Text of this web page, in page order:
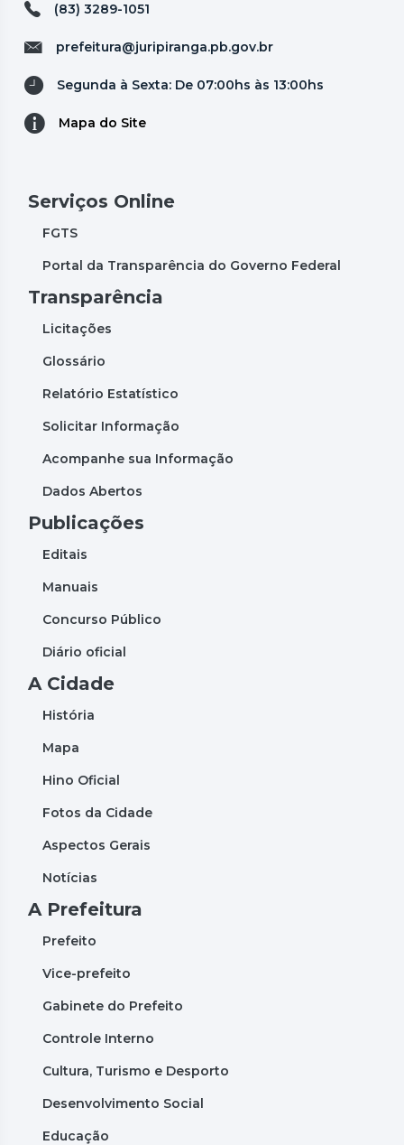
(83) 3289-1051
prefeitura@juripiranga.pb.gov.br
Segunda à Sexta: De 07:00hs às 13:00hs
Mapa do Site
Serviços Online
FGTS
Portal da Transparência do Governo Federal
Transparência
Licitações
Glossário
Relatório Estatístico
Solicitar Informação
Acompanhe sua Informação
Dados Abertos
Publicações
Editais
Manuais
Concurso Público
Diário oficial
A Cidade
História
Mapa
Hino Oficial
Fotos da Cidade
Aspectos Gerais
Notícias
A Prefeitura
Prefeito
Vice-prefeito
Gabinete do Prefeito
Controle Interno
Cultura, Turismo e Desporto
Desenvolvimento Social
Educação